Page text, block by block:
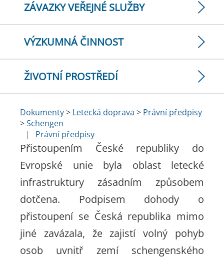
ZÁVAZKY VEŘEJNÉ SLUŽBY
VÝZKUMNÁ ČINNOST
ŽIVOTNÍ PROSTŘEDÍ
Dokumenty> Letecká doprava > Právní předpisy
>Schengen
|
Právní předpisy
Přistoupením České republiky do
Evropské unie byla oblast letecké
infrastruktury zásadním způsobem
dotčena. Podpisem dohody o
přistoupení se Česká republika mimo
jiné zavázala, že zajistí volný pohyb
osob uvnitř zemí schengenského